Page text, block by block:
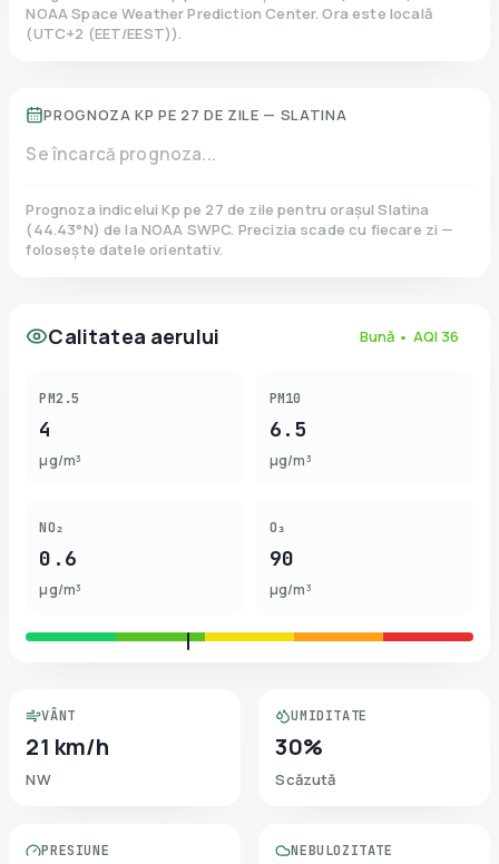
NOAA Space Weather Prediction Center. Ora este locală
(UTC+2 (EET/EEST)).
PROGNOZA KP PE 27 DE ZILE — SLATINA
Se încarcă prognoza...
Prognoza indicelui Kp pe 27 de zile pentru orașul Slatina
(44.43°N)de la NOAA SWPC. Precizia scade cu fiecare zi —
folosește datele orientativ.
Calitatea aerului Bună • AQI 36
PM2.5
4
µg/m³
PM10
6.5
µg/m³
NO₂
0.6
µg/m³
O₃
90
µg/m³
VÂNT
21 km/h
NW
UMIDITATE
30%
Scăzută
PRESIUNE NEBULOZITATE